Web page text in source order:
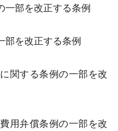
一部を改正する条例
部を改正する条例
関する条例の一部を改
用弁償条例の一部を改